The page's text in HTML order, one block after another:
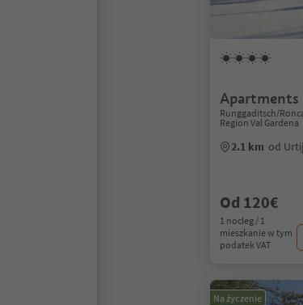
Runggaditsch/
Region Val Gardena
2.1 km od
Od 120€
1 nocleg / 1
mieszkanie w tym
podatek VAT
Na życzenie